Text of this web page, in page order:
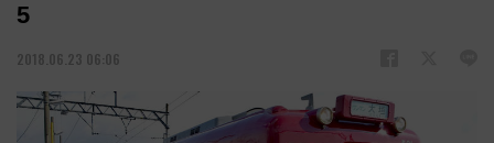
5
2018.06.23 06:06